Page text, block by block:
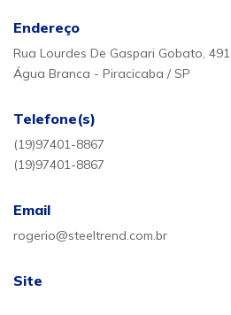
Endereço
Rua Lourdes De Gaspari Gobato, 491
Água Branca - Piracicaba / SP
Telefone(s)
(19)97401-8867
(19)97401-8867
Email
rogerio@steeltrend.com.br
Site